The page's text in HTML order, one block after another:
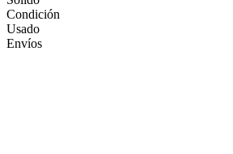
Condición
Usado
Envíos